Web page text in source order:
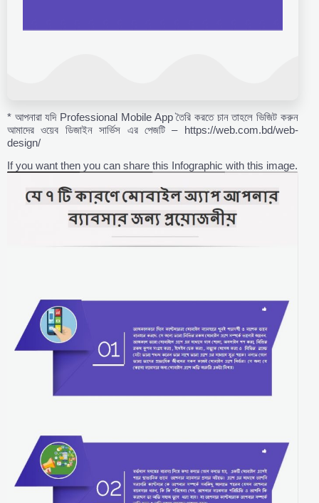
* আপনারা যদি Professional Mobile App তৈরি করতে চান তাহলে ভিজিট করুন
আমাদের ওয়েব ডিজাইন সার্ভিস এর পেজটি – https://web.com.bd/web-
design/
If you want then you can share this Infographic with this image.